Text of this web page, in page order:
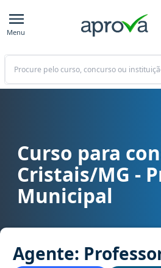
Menu
Buscar
Curso para concurso Cristais/MG -
Curso para
Cristais/MG -
Municipal
Agente: